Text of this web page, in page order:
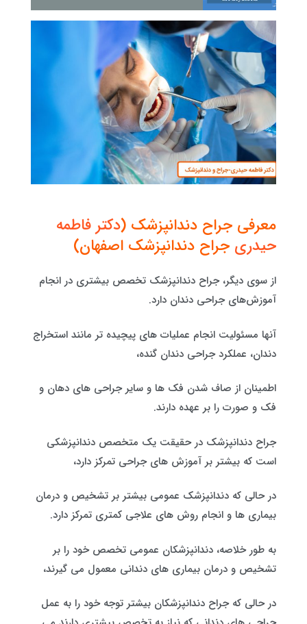
معرفی جراح دندانپزشک (دکتر فاطمه
حیدری جراح دندانپزشک اصفهان)
از سوی دیگر، جراح دندانپزشک تخصص بیشتری در انجام
آموزش‌های جراحی دندان دارد.
آنها مسئولیت انجام عملیات های پیچیده تر مانند استخراج
دندان، عملکرد جراحی دندان گنده،
اطمینان از صاف شدن فک ها و سایر جراحی های دهان و
فک و صورت را بر عهده دارند.
جراح دندانپزشک در حقیقت یک متخصص دندانپزشکی
است که بیشتر بر آموزش های جراحی تمرکز دارد،
در حالی که دندانپزشک عمومی بیشتر بر تشخیص و درمان
بیماری ها و انجام روش های علاجی کمتری تمرکز دارد.
به طور خلاصه، دندانپزشکان عمومی تخصص خود را بر
تشخیص و درمان بیماری های دندانی معمول می گیرند،
در حالی که جراح دندانپزشکان بیشتر توجه خود را به عمل